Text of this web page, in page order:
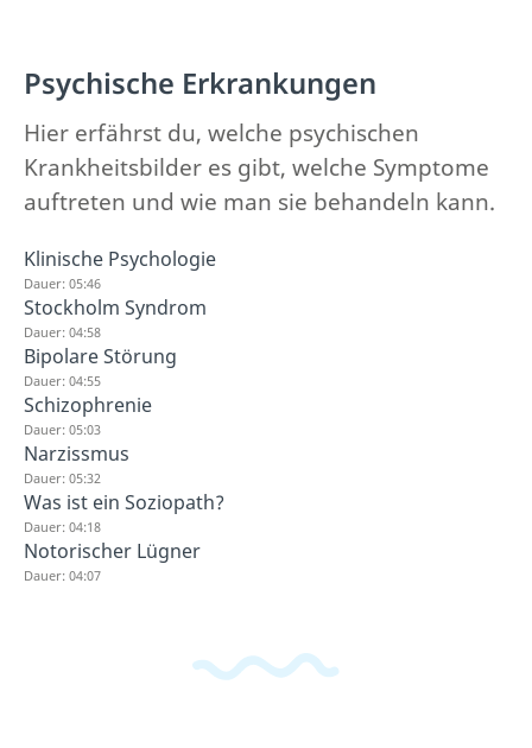
Psychische Erkrankungen
Hier erfährst du, welche psychischen
Krankheitsbilder es gibt, welche Symptome
auftreten und wie man sie behandeln kann.
Klinische Psychologie
Dauer: 05:46
Stockholm Syndrom
Dauer: 04:58
Bipolare Störung
Dauer: 04:55
Schizophrenie
Dauer: 05:03
Narzissmus
Dauer: 05:32
Was ist ein Soziopath?
Dauer: 04:18
Notorischer Lügner
Dauer: 04:07